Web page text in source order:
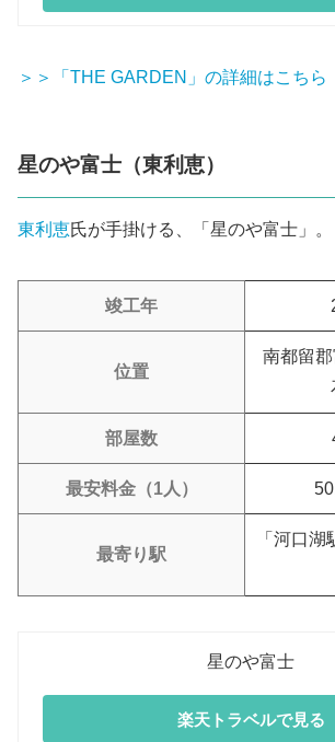
＞＞「THE GARDEN」の詳細はこちら
星のや富士（東利恵）
東利恵氏が手掛ける、「星のや富士」。
竣工年
位置
南都留
部屋数
最安料金（1人）
最寄り駅
「河口
星のや富士
楽天トラベルで見る